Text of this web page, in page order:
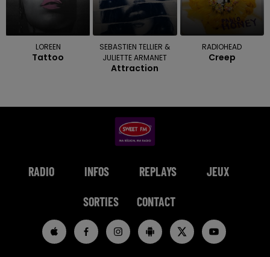
LOREEN
Tattoo
SEBASTIEN TELLIER &
JULIETTE ARMANET
Attraction
RADIOHEAD
Creep
RADIO INFOS REPLAYS JEUX
SORTIES CONTACT